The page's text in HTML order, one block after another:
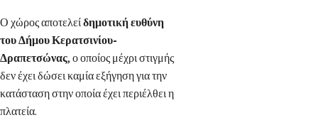
Ο χώρος αποτελείδημοτική ευθύνη
του Δήμου Κερατσινίου-
Δραπετσώνας, ο οποίος μέχρι στιγμής
δεν έχει δώσει καμία εξήγηση για την
κατάσταση στην οποία έχει περιέλθει η
πλατεία.